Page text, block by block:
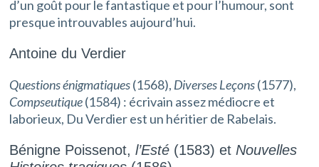
d’un goût pour le fantastique et pour l’humour, sont
presque introuvables aujourd’hui.
Antoine du Verdier
Questions énigmatiques(1568), Diverses Leçons(1577),
Compseutique(1584) : écrivain assez médiocre et
laborieux, Du Verdier est un héritier de Rabelais.
Bénigne Poissenot,l’Esté (1583) et Nouvelles